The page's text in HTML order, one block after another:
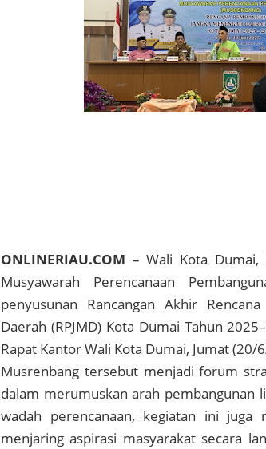
ONLINERIAU.COM – Wali Kota Dumai,
Musyawarah Perencanaan
penyusunan Rancangan Akhir
Daerah (RPJMD) Kota Dumai Tahun
Rapat Kantor Wali Kota Dumai, Jumat (20/
Musrenbang tersebut menjadi forum
dalam merumuskan arah pembangunan
wadah perencanaan, kegiatan ini
menjaring aspirasi masyarakat secara